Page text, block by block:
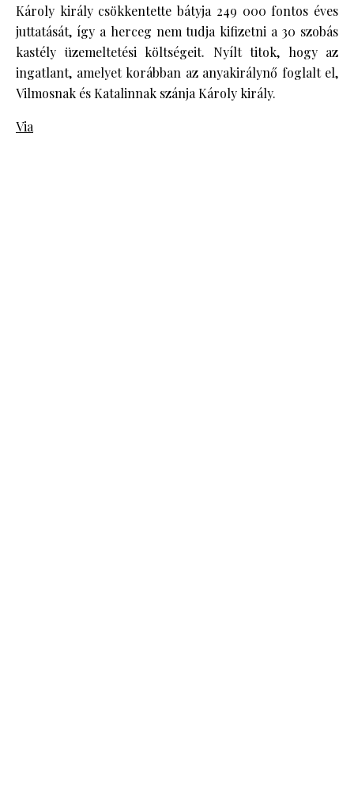
Károly király csökkentette bátyja 249 000 fontos éves
juttatását, így a herceg nem tudja kifizetni a 30 szobás
kastély üzemeltetési költségeit. Nyílt titok, hogy az
ingatlant, amelyet korábban az anyakirálynő foglalt el,
Vilmosnak és Katalinnak szánja Károly király.
Via